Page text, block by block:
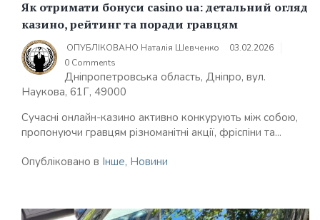
Як отримати бонуси casino ua: детальний огляд
казино, рейтинг та поради гравцям
ОПУБЛІКОВАНО Наталія Шевченко
03.02.2026
0 Comments
Дніпропетровська область, Дніпро, вул.
Наукова, 61Г, 49000
Сучасні онлайн-казино активно конкурують між собою,
пропонуючи гравцям різноманітні акції, фріспіни та...
Опубліковано в Інше, Новини